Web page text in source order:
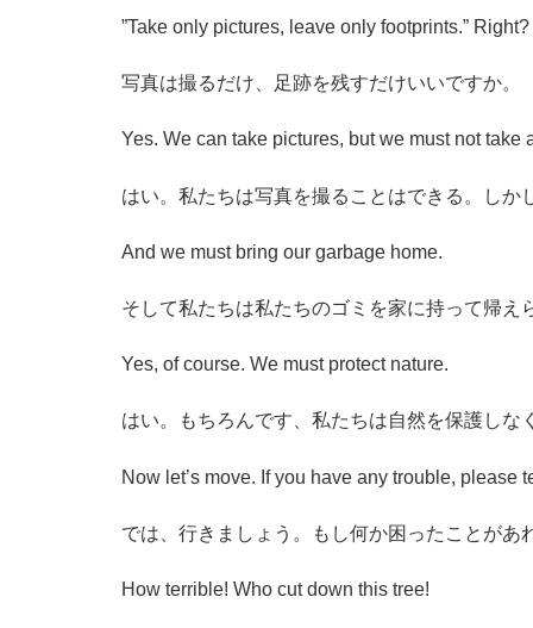
”Take only pictures, leave only footprints.” Right?
写真は撮るだけ、足跡を残すだけいいですか。
Yes. We can take pictures, but we must not take
はい。私たちは写真を撮ることはできる。しか
And we must bring our garbage home.
そして私たちは私たちのゴミを家に持って帰え
Yes, of course. We must protect nature.
はい。もちろんです、私たちは自然を保護しな
Now let’s move. If you have any trouble, please
では、行きましょう。もし何か困ったことがあ
How terrible! Who cut down this tree!